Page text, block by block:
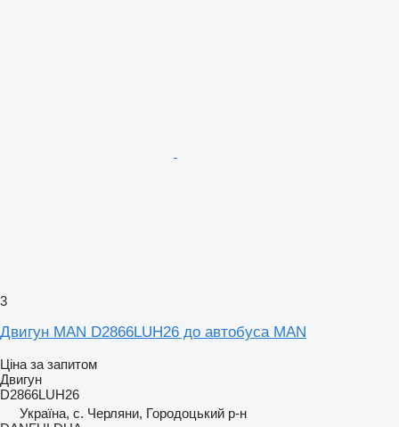
3
Двигун MAN D2866LUH26 до автобуса MAN
Ціна за запитом
Двигун
D2866LUH26
Україна, с. Черляни, Городоцький р-н